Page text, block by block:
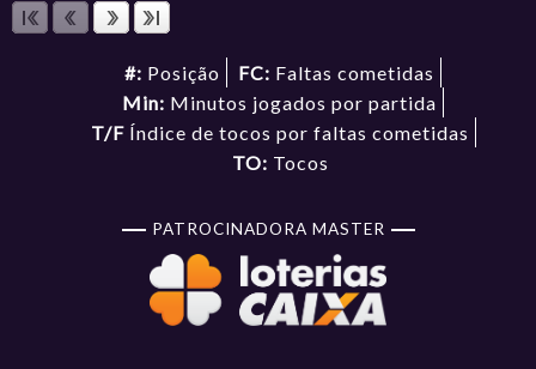
#: Posição FC: Faltas cometidas
Min: Minutos jogados por partida
T/FÍndice de tocos por faltas cometidas
TO: Tocos
PATROCINADORA MASTER